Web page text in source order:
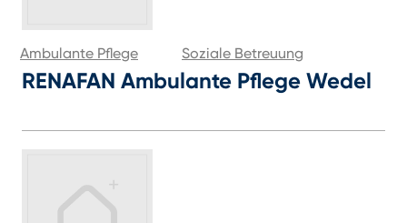
Ambulante Pflege Soziale Betreuung
RENAFAN Ambulante Pflege Wedel